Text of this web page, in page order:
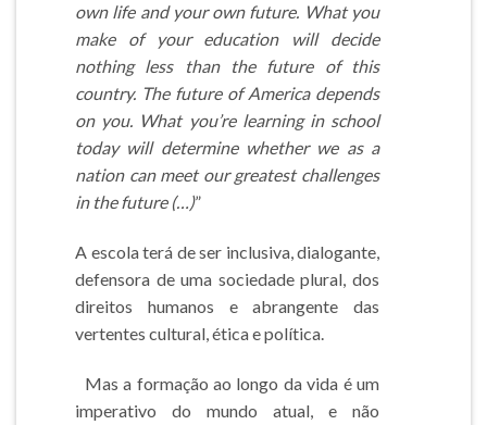
own life and your own future. What you
make of your education will decide
nothing less than the future of this
country. The future of America depends
on you. What you’re learning in school
today will determine whether we as a
nation can meet our greatest challenges
in the future (…)”
A escola terá de ser inclusiva, dialogante,
defensora de uma sociedade plural, dos
direitos humanos e abrangente das
vertentes cultural, ética e política.
Mas a formação ao longo da vida é um
imperativo do mundo atual, e não